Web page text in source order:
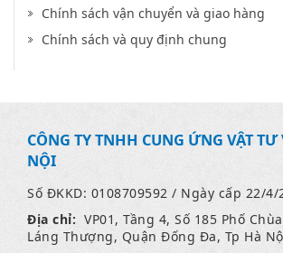
Chính sách vận chuyển và giao hàng
Chính sách và quy định chung
CÔNG TY TNHH CUNG ỨNG VẬT
NỘI
Số ĐKKD: 0108709592 / Ngày cấp 22/4/
Địa chỉ: VP01, Tầng 4, Số 185 Phố
Láng Thượng, Quận Đống Đa, Tp Hà